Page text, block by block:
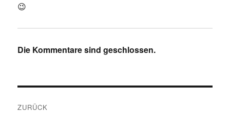
😉
Die Kommentare sind geschlossen.
ZURÜCK